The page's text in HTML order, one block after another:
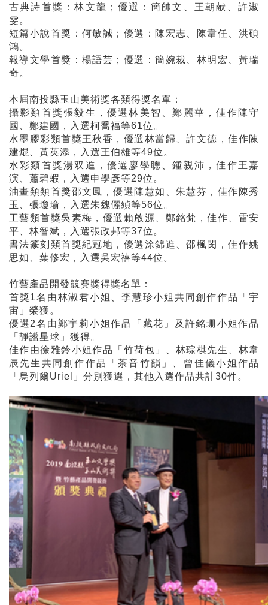
古典詩首獎：林文龍；優選：簡帥文、王朝献、許淑
雯。
短篇小說首獎：何敏誠；優選：陳宏志、陳韋任、洪碩
鴻。
報導文學首獎：楊語芸；優選：簡婉裁、林明宏、黃瑞
奇。
本屆南投縣玉山美術獎各類得獎名單：
攝影類首獎張毅生，優選林美智、鄭麗華，佳作陳守
國、鄭建國，入選柯喬福等61位。
水墨膠彩類首獎王秋香，優選林當歸、許文德，佳作陳
建焜、黃英添，入選王伯雄等49位。
水彩類首獎湯双進，優選廖學聰、鍾親沛，佳作王嘉
演、蕭碧蝦，入選申學彥等29位。
油畫類類首獎邵文鳳，優選陳慧如、朱慧芬，佳作陳秀
玉、張瓊瑜，入選朱魏儷緽等56位。
工藝類首獎吳素梅，優選賴啟源、鄭銘梵，佳作、雷安
平、林智斌，入選張政邦等37位。
書法篆刻類首獎紀冠地，優選涂錦進、邵楓閔，佳作姚
思如、葉修宏，入選吳宏禧等44位。
竹藝產品開發競賽獎得獎名單：
首獎1名由林淑君小姐、李慧珍小姐共同創作作品「宇
宙」榮獲。
優選2名由鄭宇莉小姐作品「藏花」及許銘珊小姐作品
「靜謐星球」獲得。
佳作由徐雅鈴小姐作品「竹荷包」、林琮棋先生、林韋
辰先生共同創作作品「茶音竹韻」、曾佳儀小姐作品
「烏列爾Uriel」分別獲選，其他入選作品共計30件。